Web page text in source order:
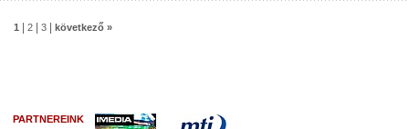
1 2 3 következő »
PARTNEREINK